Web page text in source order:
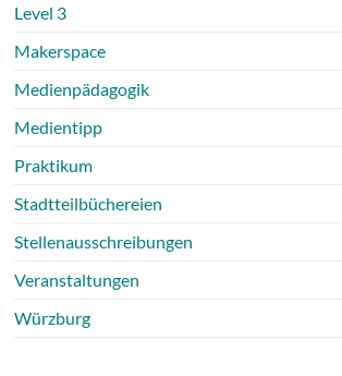
Level 3
Makerspace
Medienpädagogik
Medientipp
Praktikum
Stadtteilbüchereien
Stellenausschreibungen
Veranstaltungen
Würzburg